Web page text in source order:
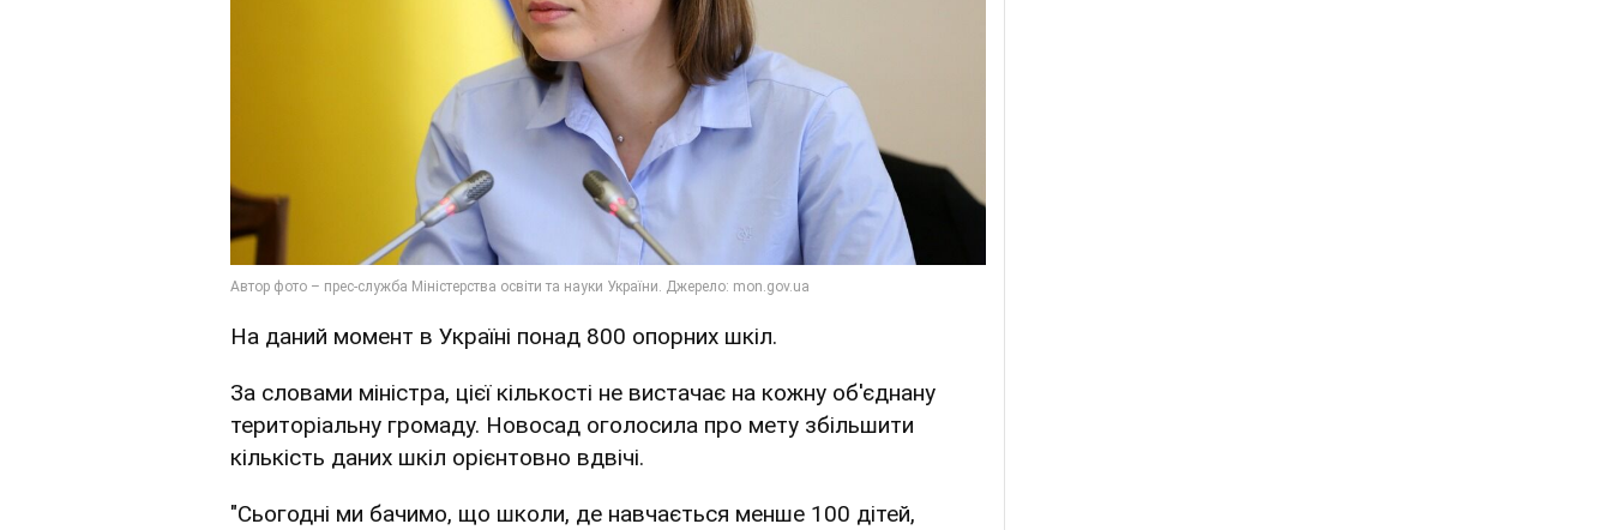
На даний момент в Україні понад 800 опорних шкіл.
За словами міністра, цієї кількості не вистачає на кожну об'єднану
територіальну громаду. Новосад оголосила про мету збільшити
кількість даних шкіл орієнтовно вдвічі.
"Сьогодні ми бачимо, що школи, де навчається менше 100 дітей,